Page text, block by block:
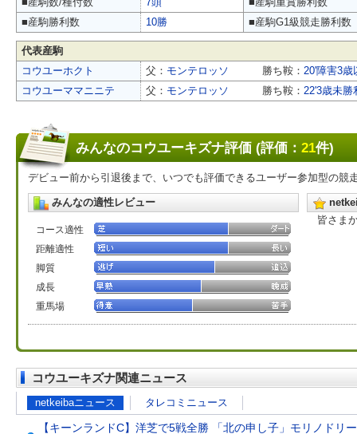
■産駒勝利数
10勝 ■産駒G1級競走勝利数
代表産駒
コウユーホクト
父： モンテロッソ 勝ち鞍： 20'障害3歳
コウユーママニニテ
父： モンテロッソ 勝ち鞍： 22'3歳未勝
みんなのコウユーキズナ評価 (評価： 21件)
デビュー前から引退後まで、いつでも評価できるユーザー参加型の競
みんなの適性レビュー
コース適性
距離適性
脚質
成長
重馬場
皆さま
コウユーキズナ関連ニュース
netkeibaニュース タレコミニュース
【キーンランドC】洋芝で5戦全勝 「北の申し子」モリノドリ